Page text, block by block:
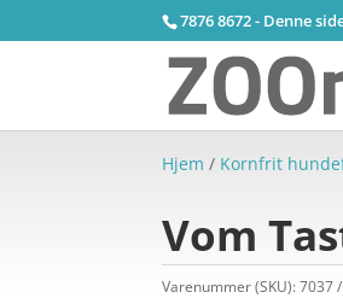
7876 8672 - Denne
Hjem / Kornfrit
Vom
Varenummer (SKU):7037